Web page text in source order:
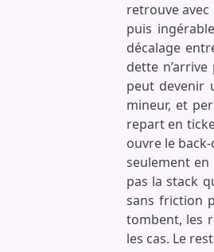
retrouve
puis
décalage
dette
peut devenir
mineur, et
repart en
ouvre le
seulement en
pas la stack
sans friction
tombent, les
les cas. Le